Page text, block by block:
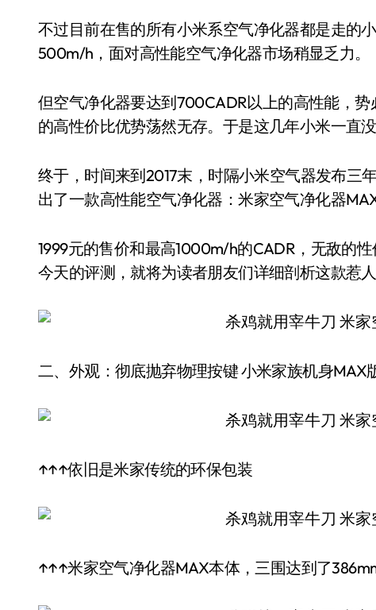
不过目前在售的所有小米系空气净化器都是走的
500m/h，面对高性能空气净化器市场稍显乏力。
但空气净化器要达到700CADR以上的高性能，
的高性价比优势荡然无存。于是这几年小米一直
终于，时间来到2017末，时隔小米空气器发布三
出了一款高性能空气净化器：米家空气净化器MAX
1999元的售价和最高1000m/h的CADR，无敌的
今天的评测，就将为读者朋友们详细剖析这款惹人
二、外观：彻底抛弃物理按键 小米家族机身MAX
↑↑↑依旧是米家传统的环保包装
↑↑↑米家空气净化器MAX本体，三围达到了